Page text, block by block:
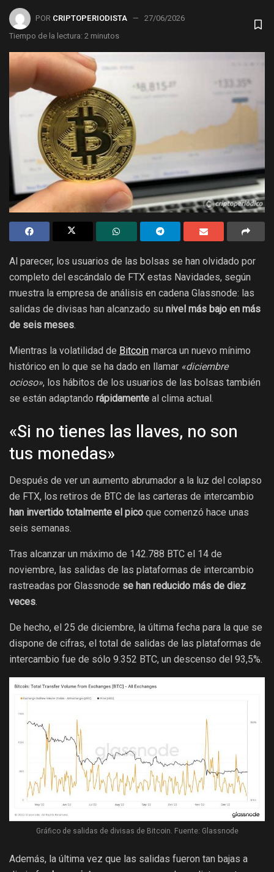
POR CRIPTOPERIODISTA
27/06/2026
Tiempo de la lectura: 2 minutos
Al parecer, los usuarios de las bolsas se han olvidado por
completo del escándalo de FTX estas Navidades, según
muestra la empresa de análisis en cadena Glassnode: las
salidas de divisas han alcanzado su nivel más bajo en más
de seis meses.
Mientras la volatilidad de Bitcoin marca un nuevo mínimo
histórico en lo que se ha dado en llamar «diciembre
ocioso», los hábitos de los usuarios de las bolsas también
se están adaptando rápidamente al clima actual.
«Si no tienes las llaves, no son
tus monedas»
Después de ver un aumento abrumador a la luz del colapso
de FTX, los retiros de BTC de las carteras de intercambio
han invertido totalmente el pico que comenzó hace unas
seis semanas.
Tras alcanzar un máximo de 142.788 BTC el 14 de
noviembre, las salidas de las plataformas de intercambio
rastreadas por Glassnode se han reducido más de diez
veces.
De hecho, el 25 de diciembre, la última fecha para la que se
dispone de cifras, el total de salidas de las plataformas de
intercambio fue de sólo 9.352 BTC, un descenso del 93,5%.
Gráfico de salidas de divisas de Bitcoin. Fuente: Glassnode
Además, la última vez que las salidas fueron tan bajas a